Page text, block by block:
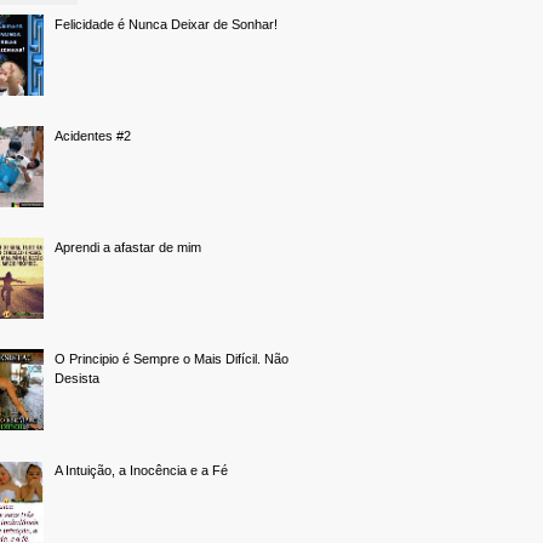
Felicidade é Nunca Deixar de Sonhar!
Acidentes #2
Aprendi a afastar de mim
O Principio é Sempre o Mais Difícil. Não
Desista
A Intuição, a Inocência e a Fé